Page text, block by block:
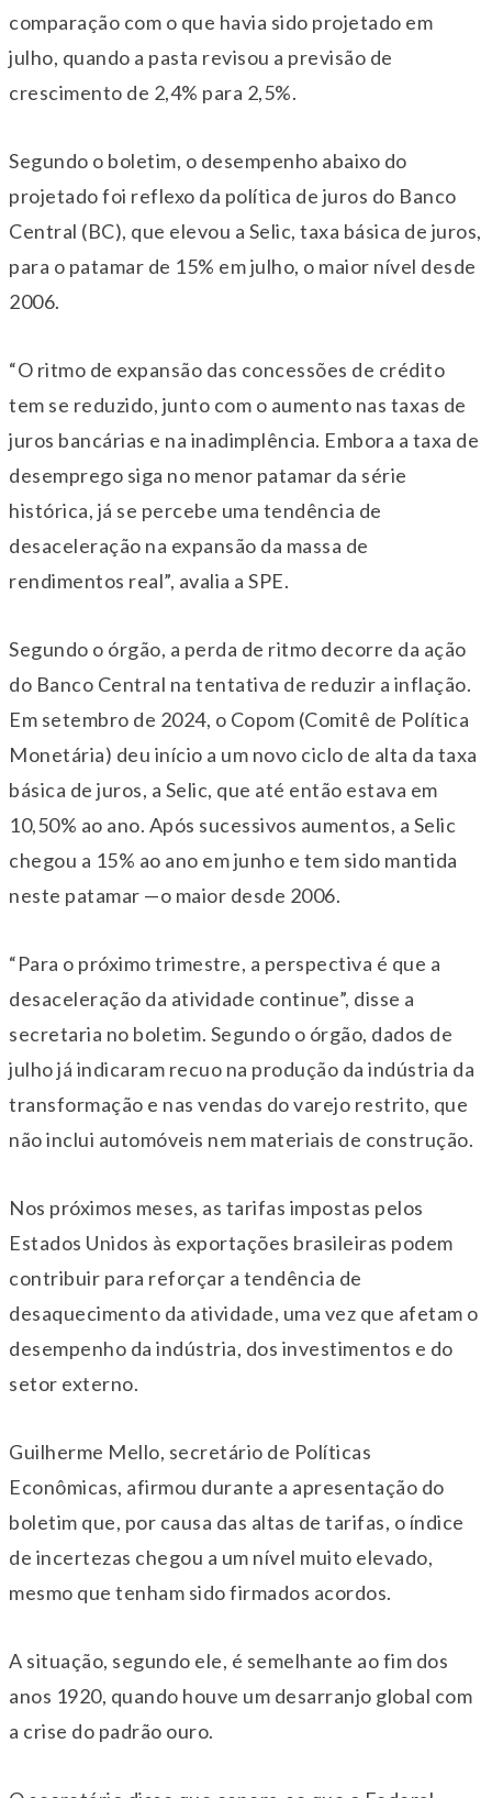
comparação com o que havia sido projetado em
julho, quando a pasta revisou a previsão de
crescimento de 2,4% para 2,5%.
Segundo o boletim, o desempenho abaixo do
projetado foi reflexo da política de juros do Banco
Central (BC), que elevou a Selic, taxa básica de juros,
para o patamar de 15% em julho, o maior nível desde
2006.
“O ritmo de expansão das concessões de crédito
tem se reduzido, junto com o aumento nas taxas de
juros bancárias e na inadimplência. Embora a taxa de
desemprego siga no menor patamar da série
histórica, já se percebe uma tendência de
desaceleração na expansão da massa de
rendimentos real”, avalia a SPE.
Segundo o órgão, a perda de ritmo decorre da ação
do Banco Central na tentativa de reduzir a inflação.
Em setembro de 2024, o Copom (Comitê de Política
Monetária) deu início a um novo ciclo de alta da taxa
básica de juros, a Selic, que até então estava em
10,50% ao ano. Após sucessivos aumentos, a Selic
chegou a 15% ao ano em junho e tem sido mantida
neste patamar —o maior desde 2006.
“Para o próximo trimestre, a perspectiva é que a
desaceleração da atividade continue”, disse a
secretaria no boletim. Segundo o órgão, dados de
julho já indicaram recuo na produção da indústria da
transformação e nas vendas do varejo restrito, que
não inclui automóveis nem materiais de construção.
Nos próximos meses, as tarifas impostas pelos
Estados Unidos às exportações brasileiras podem
contribuir para reforçar a tendência de
desaquecimento da atividade, uma vez que afetam o
desempenho da indústria, dos investimentos e do
setor externo.
Guilherme Mello, secretário de Políticas
Econômicas, afirmou durante a apresentação do
boletim que, por causa das altas de tarifas, o índice
de incertezas chegou a um nível muito elevado,
mesmo que tenham sido firmados acordos.
A situação, segundo ele, é semelhante ao fim dos
anos 1920, quando houve um desarranjo global com
a crise do padrão ouro.